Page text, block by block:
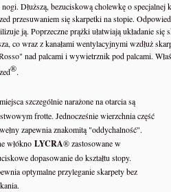
Dłuższą, bezuciskową cholewkę o
przesuwaniem się skarpetki na stopie.
ją. Poprzeczne prążki ułatwiają układanie
co wraz z kanałami wentylacyjnymi wzdłuż
nad palcami i wywietrznik pod palcami.
®.
szczególnie narażone na otarcia są
frotte. Jednocześnie wierzchnia część
zapewnia znakomitą "oddychalność".
włókno LYCRA® zastosowane w
dopasowanie do kształtu stopy.
optymalne przyleganie skarpety bez